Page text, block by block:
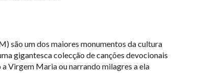
são um dos maiores monumentos da cultura
gigantesca colecção de canções devocionais
Virgem Maria ou narrando milagres a ela